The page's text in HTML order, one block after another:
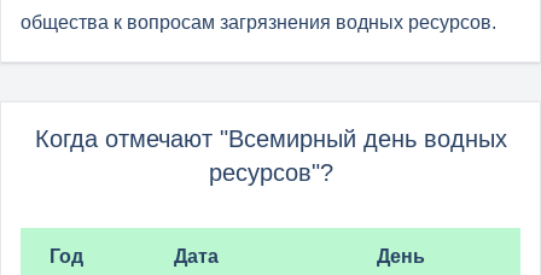
общества к вопросам загрязнения водных ресурсов.
Когда отмечают "Всемирный день водных
ресурсов"?
Год Дата День